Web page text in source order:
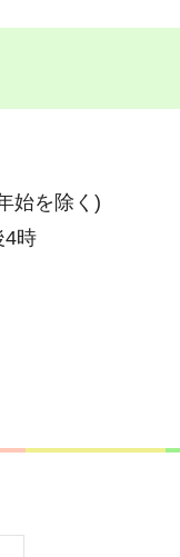
始を除く)
4時